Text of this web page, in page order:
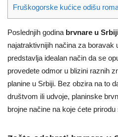
Fruškogorske kućice odišu
Poslednjih godina brvnare u
najatraktivnijih načina za boravak
predstavlja idealan način da se
provedete odmor u blizini raznih
planine u Srbiji. Bez obzira na to
društvom ili udvoje, planinske
brojne načine na koje ćete prirodu